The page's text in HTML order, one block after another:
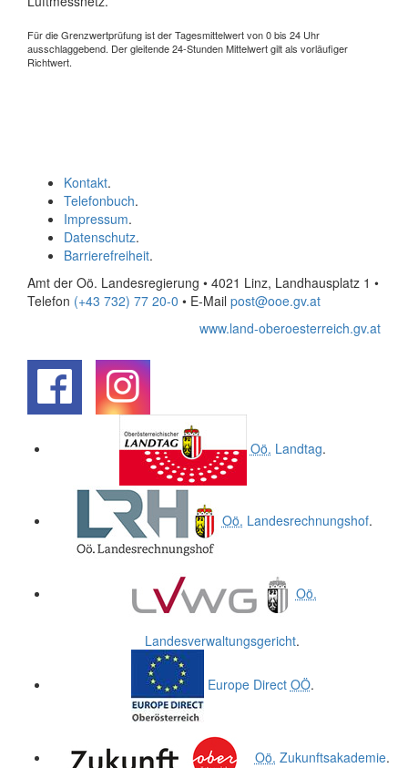
Für die Grenzwertprüfung ist der Tagesmittelwert von 0 bis 24 Uhr
ausschlaggebend. Der gleitende 24-Stunden Mittelwert gilt als vorläufiger
Richtwert.
Kontakt.
Telefonbuch.
Impressum.
Datenschutz.
Barrierefreiheit.
Amt der Oö. Landesregierung • 4021 Linz, Landhausplatz 1 •
Telefon (+43 732) 77 20-0 • E-Mail post@ooe.gv.at
www.land-oberoesterreich.gv.at
Oö. Landtag.
Oö. Landesrechnungshof.
Oö.
Landesverwaltungsgericht.
Europe Direct OÖ.
Oö. Zukunftsakademie.